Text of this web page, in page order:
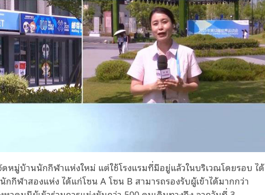
ดหมู่บ้านนักกีฬาแห่งใหม่ แต่ใช้โรงแรมที่มีอยู่แล้วในบริเวณโดยรอบ ได้
ฬาสองแห่ง ได้แก่โซน A โซน B สามารถรองรับผู้เข้าได้มากกว่า